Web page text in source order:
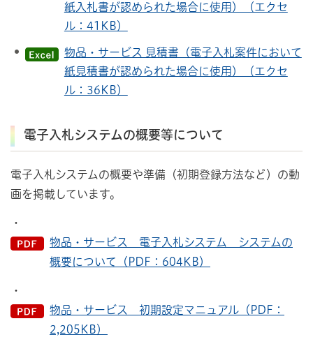
紙入札書が認められた場合に使用）（エクセ
ル：41KB）
物品・サービス 見積書（電子入札案件において
紙見積書が認められた場合に使用）（エクセ
ル：36KB）
電子入札システムの概要等について
電子入札システムの概要や準備（初期登録方法など）の動
画を掲載しています。
・
物品・サービス 電子入札システム システムの
概要について（PDF：604KB）
・
物品・サービス 初期設定マニュアル（PDF：
2,205KB）